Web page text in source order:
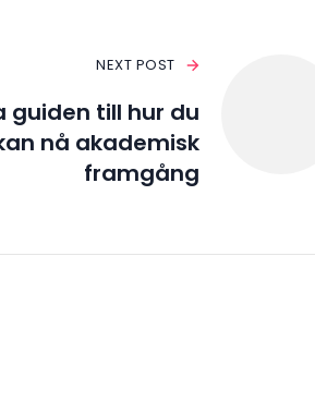
NEXT POST
guiden till hur du
nå akademisk
framgång